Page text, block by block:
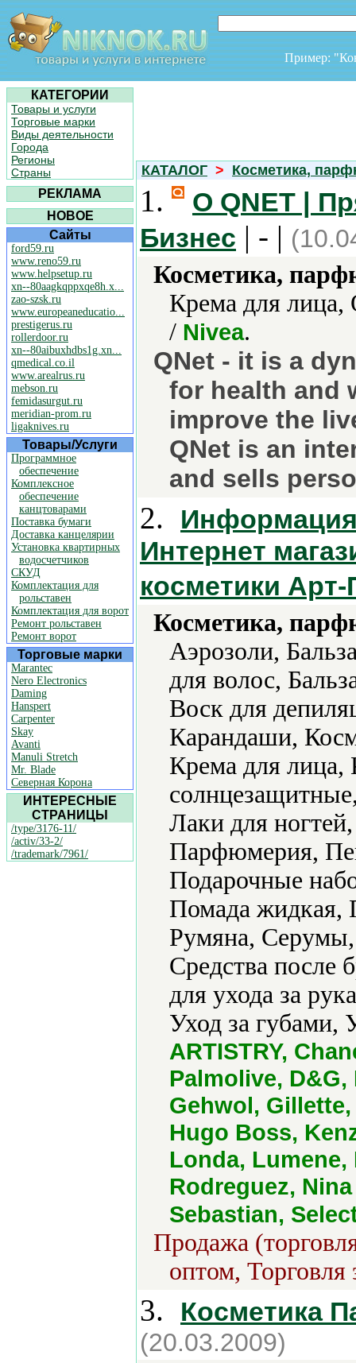
Пример:
КАТЕГОРИИ
Товары и услуги
Торговые марки
Виды деятельности
Города
Регионы
Страны
РЕКЛАМА
НОВОЕ
Сайты
ford59.ru
www.reno59.ru
www.helpsetup.ru
xn--80aagkqppxqe8h.x...
zao-szsk.ru
www.europeaneducatio...
prestigerus.ru
rollerdoor.ru
xn--80aibuxhdbs1g.xn...
qmedical.co.il
www.arealrus.ru
mebson.ru
femidasurgut.ru
meridian-prom.ru
ligaknives.ru
Товары/Услуги
Программное
обеспечение
Комплексное
обеспечение
канцтоварами
Поставка бумаги
Доставка канцелярии
Установка квартирных
водосчетчиков
СКУД
Комплектация для
рольставен
Комплектация для ворот
Ремонт рольставен
Ремонт ворот
Торговые марки
Marantec
Nero Electronics
Daming
Hanspert
Carpenter
Skay
Avanti
Manuli Stretch
Mr. Blade
Северная Корона
ИНТЕРЕСНЫЕ
СТРАНИЦЫ
/type/3176-11/
/activ/33-2/
/trademark/7961/
КАТАЛОГ > Косметика,
1.
О QNET |
Бизнес | - |
Косметика,
Крема для
/ Nivea.
QNet - it is a
for health and
improve the
QNet is an
and sells
2.
Информация
Интернет
косметики
Косметика,
Аэрозоли,
для волос,
Воск для
Карандаши,
Крема для
Лаки для
Парфюмерия,
Подарочные
Помада жидкая,
Румяна,
Средства после
для ухода за
Уход за
ARTISTRY,
Palmolive, D&G,
Gehwol,
Hugo Boss,
Londa, Lumene,
Rodreguez,
Sebastian,
Продажа
оптом, Торговля
3. Косметика
(20.03.2009)